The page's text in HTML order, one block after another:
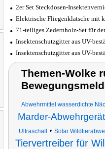
2er Set Steckdosen-
Elektrische Fliegenklatsche mit
71-teiliges Zedernholz-Set für
Insektenschutzgitter aus UV-
Insektenschutzgitter aus UV-
Themen-Wolke
Abwehrmittel wasserdichte
Marder-
Ultraschall
• Solar
Tiervertreiber für